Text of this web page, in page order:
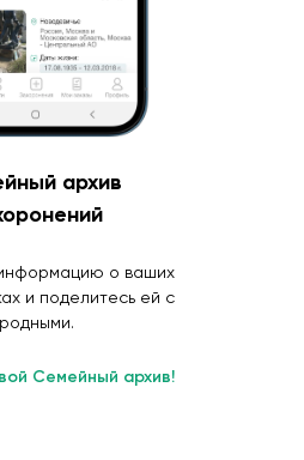
архив
о ваших
и поделитесь ей с
родными.
Семейный архив!